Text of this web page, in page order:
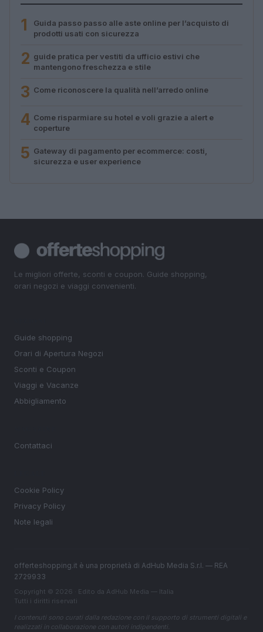
1
Guida passo passo alle aste online per l’acquisto di
prodotti usati con sicurezza
2 guide pratica per vestiti da ufficio estivi che
mantengono freschezza e stile
3 Come riconoscere la qualità nell’arredo online
4 Come risparmiare su hotel e voli grazie a alert e
coperture
5 Gateway di pagamento per ecommerce: costi,
sicurezza e user experience
Le migliori offerte, sconti e coupon. Guide shopping,
orari negozi e viaggi convenienti.
Guide shopping
Orari di Apertura Negozi
Sconti e Coupon
Viaggi e Vacanze
Abbigliamento
Contattaci
Cookie Policy
Privacy Policy
Note legali
offerteshopping.it è una proprietà di AdHub Media S.r.l. — REA
2729933
Copyright © 2026 · Edito da AdHub Media — Italia
Tutti i diritti riservati
I contenuti sono curati dalla redazione con il supporto di strumenti digitali e
realizzati in collaborazione con autori indipendenti.